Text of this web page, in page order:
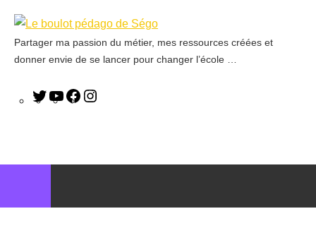
Le
boulot
Partager ma passion du métier, mes ressources créées et
donner envie de se lancer pour changer l’école …